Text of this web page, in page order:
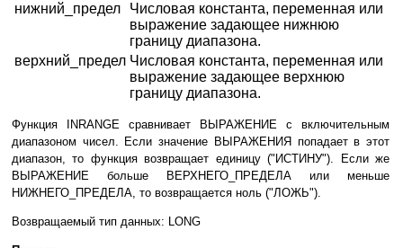
нижний_предел
Числовая константа, переменная или
выражение задающее нижнюю
границу диапазона.
верхний_предел Числовая константа, переменная или
выражение задающее верхнюю
границу диапазона.
Функция INRANGE сравнивает ВЫРАЖЕНИЕ с включительным
диапазоном чисел. Если значение ВЫРАЖЕНИЯ попадает в этот
диапазон, то функция возвращает единицу ("ИСТИНУ"). Если же
ВЫРАЖЕНИЕ больше ВЕРХНЕГО_ПРЕДЕЛА или меньше
НИЖНЕГО_ПРЕДЕЛА, то возвращается ноль ("ЛОЖЬ").
Возвращаемый тип данных: LONG